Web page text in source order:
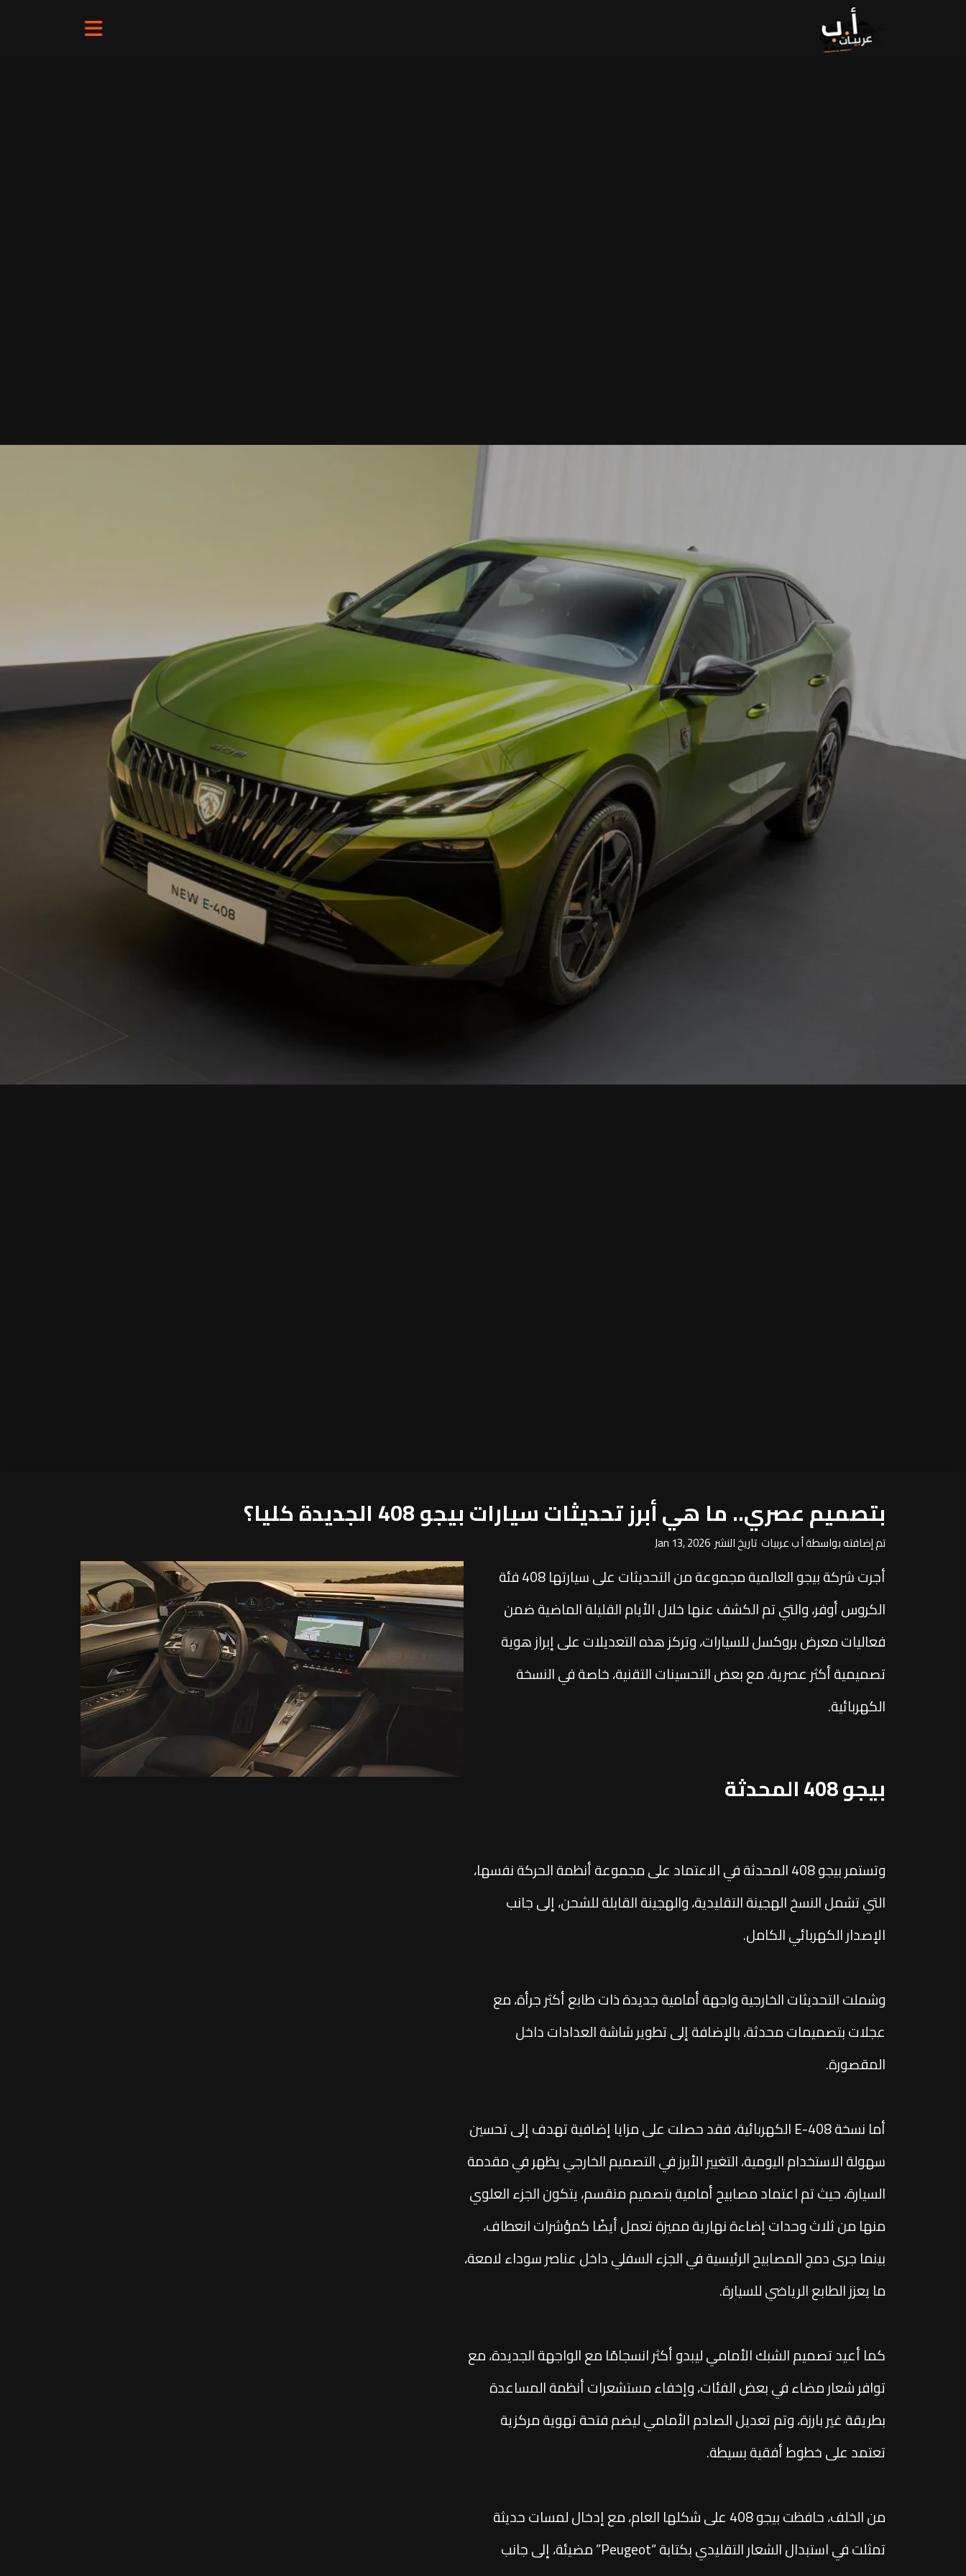
بتصميم عصري.. ما هي أبرز تحديثات سيارات بيجو 408 الجديدة كليا؟
تم إضافته بواسطة أ ب عربيات تاريخ النشر Jan 13, 2026
أجرت شركة بيجو العالمية مجموعة من التحديثات على سيارتها 408 فئة
الكروس أوفر، والتي تم الكشف عنها خلال الأيام القليلة الماضية ضمن
فعاليات معرض بروكسل للسيارات، وتركز هذه التعديلات على إبراز هوية
تصميمية أكثر عصرية، مع بعض التحسينات التقنية، خاصة في النسخة
الكهربائية.
بيجو 408 المحدثة
وتستمر بيجو 408 المحدثة في الاعتماد على مجموعة أنظمة الحركة نفسها،
التي تشمل النسخ الهجينة التقليدية، والهجينة القابلة للشحن، إلى جانب
الإصدار الكهربائي الكامل.
وشملت التحديثات الخارجية واجهة أمامية جديدة ذات طابع أكثر جرأة، مع
عجلات بتصميمات محدثة، بالإضافة إلى تطوير شاشة العدادات داخل
المقصورة.
أما نسخة E-408 الكهربائية، فقد حصلت على مزايا إضافية تهدف إلى تحسين
سهولة الاستخدام اليومية، التغيير الأبرز في التصميم الخارجي يظهر في مقدمة
السيارة، حيث تم اعتماد مصابيح أمامية بتصميم منقسم، يتكون الجزء العلوي
منها من ثلاث وحدات إضاءة نهارية مميزة تعمل أيضًا كمؤشرات انعطاف،
بينما جرى دمج المصابيح الرئيسية في الجزء السفلي داخل عناصر سوداء لامعة،
ما يعزز الطابع الرياضي للسيارة.
كما أعيد تصميم الشبك الأمامي ليبدو أكثر انسجامًا مع الواجهة الجديدة، مع
توافر شعار مضاء في بعض الفئات، وإخفاء مستشعرات أنظمة المساعدة
بطريقة غير بارزة، وتم تعديل الصادم الأمامي ليضم فتحة تهوية مركزية
تعتمد على خطوط أفقية بسيطة.
من الخلف، حافظت بيجو 408 على شكلها العام، مع إدخال لمسات حديثة
تمثلت في استبدال الشعار التقليدي بكتابة “Peugeot” مضيئة، إلى جانب